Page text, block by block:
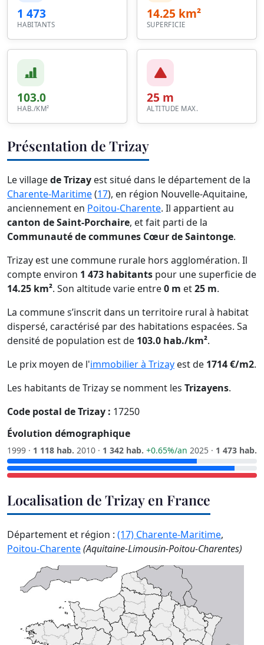
1 473
HABITANTS
14.25 km²
SUPERFICIE
103.0
HAB./KM²
25 m
ALTITUDE MAX.
Présentation de Trizay
Le villagede Trizay est situé dans le département de la
Charente-Maritime(17), en région Nouvelle-Aquitaine,
anciennement en Poitou-Charente. Il appartient au
canton de Saint-Porchaire, et fait parti de la
Communauté de communes Cœur de Saintonge.
Trizay est une commune rurale hors agglomération. Il
compte environ 1 473 habitants pour une superficie de
14.25 km². Son altitude varie entre0 m et25 m.
La commune s’inscrit dans un territoire rural à habitat
dispersé, caractérisé par des habitations espacées. Sa
densité de population est de 103.0 hab./km².
Le prix moyen de l'immobilier à Trizay est de 1714 €/m2.
Les habitants de Trizay se nomment les Trizayens.
Code postal de Trizay : 17250
Évolution démographique
1999 · 1 118 hab. 2010 · 1 342 hab. +0.65%/an 2025 · 1 473 hab.
Localisation de Trizay en France
Département et région : (17) Charente-Maritime,
Poitou-Charente(Aquitaine-Limousin-Poitou-Charentes)